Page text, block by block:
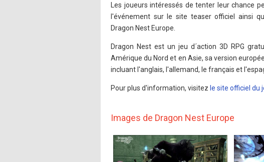
Les joueurs intéressés de tenter leur chance
l'événement sur le site teaser officiel ainsi
Dragon Nest Europe.
Dragon Nest est un jeu d´action 3D RPG
Amérique du Nord et en Asie, sa version
incluant l'anglais, l'allemand, le français et
Pour plus d'information, visitez le site officiel du
Images de Dragon Nest Europe